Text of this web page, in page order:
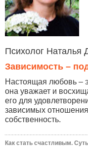
Психолог Наталья
Зависимость –
Настоящая любовь –
она уважает и
его для
зависимых
собственность.
Как стать счастливым.